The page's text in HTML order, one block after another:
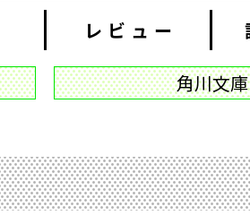
レビュー
角川文庫